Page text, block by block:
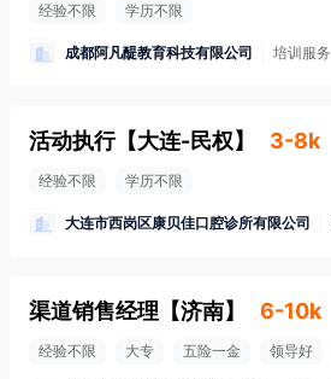
经验不限 学历不限
成都阿凡醍教育科技有限公司 培训服务
活动执行 【大连-民权】 3-8k
经验不限 学历不限
大连市西岗区康贝佳口腔诊所有限公司
渠道销售经理 【济南】 6-10k
经验不限 大专 五险一金 领导好